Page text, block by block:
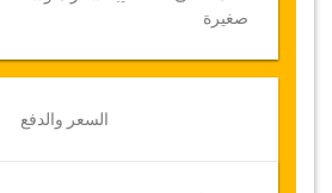
صغيرة
السعر والدفع